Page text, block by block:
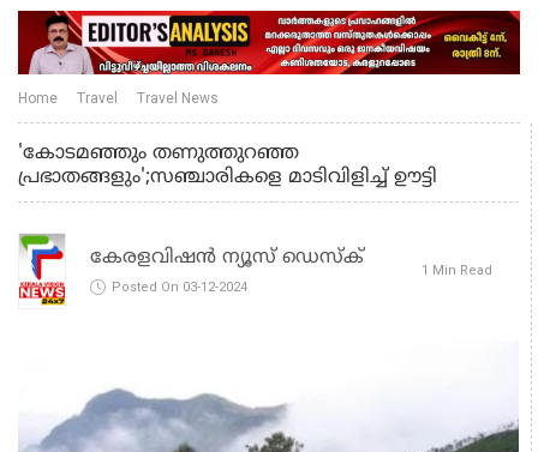
Home Travel Travel News
'കോടമഞ്ഞും തണുത്തുറഞ്ഞ
പ്രഭാതങ്ങളും';സഞ്ചാരികളെ മാടിവിളിച്ച് ഊട്ടി
കേരളവിഷൻ ന്യൂസ് ഡെസ്‌ക്
Posted On 03-12-2024
1 Min Read